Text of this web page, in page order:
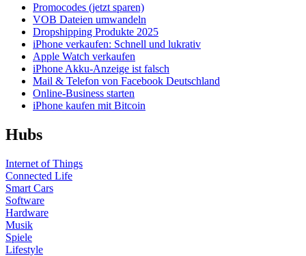
Promocodes (jetzt sparen)
VOB Dateien umwandeln
Dropshipping Produkte 2025
iPhone verkaufen: Schnell und lukrativ
Apple Watch verkaufen
iPhone Akku-Anzeige ist falsch
Mail & Telefon von Facebook Deutschland
Online-Business starten
iPhone kaufen mit Bitcoin
Hubs
Internet of Things
Connected Life
Smart Cars
Software
Hardware
Musik
Spiele
Lifestyle